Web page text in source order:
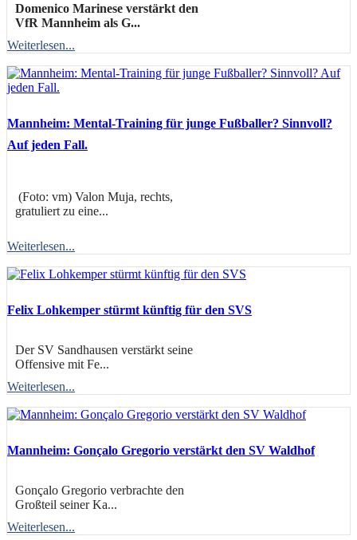
Domenico Marinese verstärkt den
VfR Mannheim als G...
Weiterlesen...
Mannheim: Mental-Training für junge Fußballer? Sinnvoll?
Auf jeden Fall.
(Foto: vm) Valon Muja, rechts,
gratuliert zu eine...
Weiterlesen...
Felix Lohkemper stürmt künftig für den SVS
Der SV Sandhausen verstärkt seine
Offensive mit Fe...
Weiterlesen...
Mannheim: Gonçalo Gregorio verstärkt den SV Waldhof
Gonçalo Gregorio verbrachte den
Großteil seiner Ka...
Weiterlesen...